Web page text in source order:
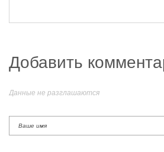
Добавить
Данные не разглашаются